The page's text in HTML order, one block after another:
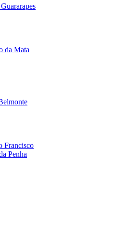
da Mata
Francisco
Penha